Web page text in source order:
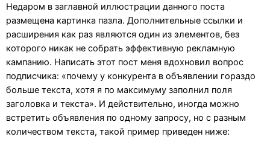
Недаром в заглавной иллюстрации данного поста
размещена картинка пазла. Дополнительные ссылки и
расширения как раз являются один из элементов, без
которого никак не собрать эффективную рекламную
кампанию. Написать этот пост меня вдохновил вопрос
подписчика: «почему у конкурента в объявлении гораздо
больше текста, хотя я по максимуму заполнил поля
заголовка и текста». И действительно, иногда можно
встретить объявления по одному запросу, но с разным
количеством текста, такой пример приведен ниже: